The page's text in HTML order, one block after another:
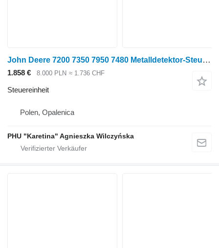
John Deere 7200 7350 7950 7480 Metalldetektor-Steuermodul SIG AZ1008 Steuereinheit für John Deere 7200 7350 7950 7480 Radtraktor
1.858 € 8.000 PLN ≈ 1.736 CHF
Steuereinheit
Polen, Opalenica
PHU "Karetina" Agnieszka Wilczyńska